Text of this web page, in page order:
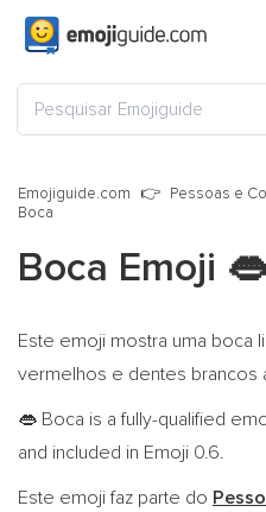
Emojiguide.com Pessoas e
Boca
Boca Emoji 👄
Este emoji mostra uma boca
vermelhos e dentes brancos
👄 Boca is a fully-qualified
and included in Emoji 0.6.
Este emoji faz parte do